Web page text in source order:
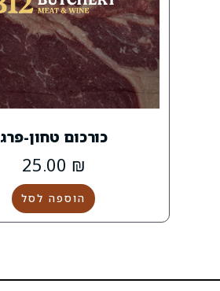
כורכום טחון-פרג
25.00 ₪
הוספה לסל